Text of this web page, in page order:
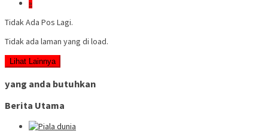
»
Tidak Ada Pos Lagi.
Tidak ada laman yang di load.
Lihat Lainnya
yang anda butuhkan
Berita Utama